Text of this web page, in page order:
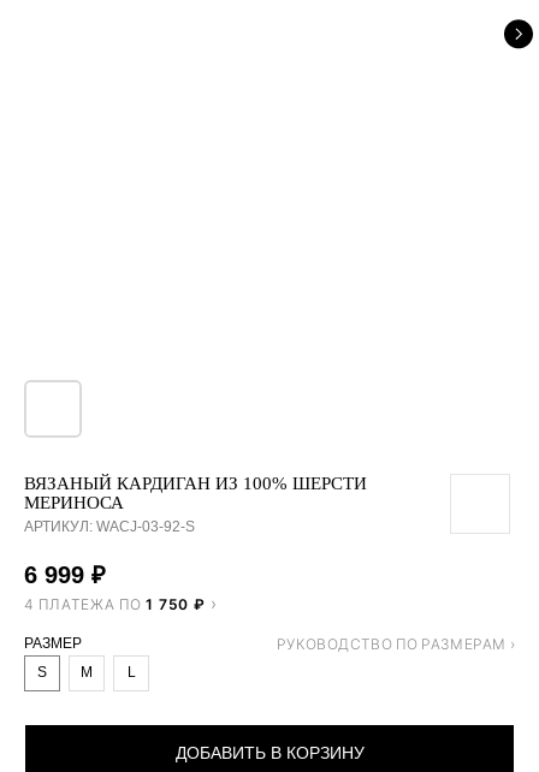
ВЯЗАНЫЙ КАРДИГАН ИЗ 100% ШЕРСТИ
МЕРИНОСА
АРТИКУЛ: WACJ-03-92-S
6 999 ₽
4 ПЛАТЕЖА ПО1 750 ₽
РАЗМЕР
S
M L
ДОБАВИТЬ В КОРЗИНУ